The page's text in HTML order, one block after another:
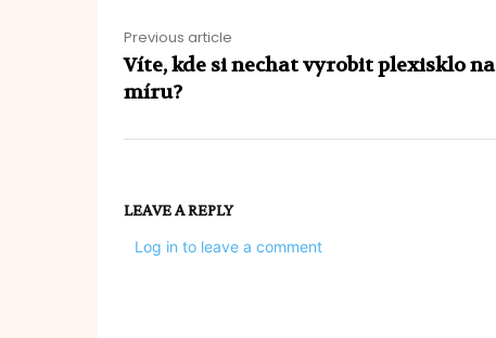
Previous article
Víte, kde si nechat vyrobit plexisklo na
míru?
LEAVE A REPLY
Log in to leave a comment